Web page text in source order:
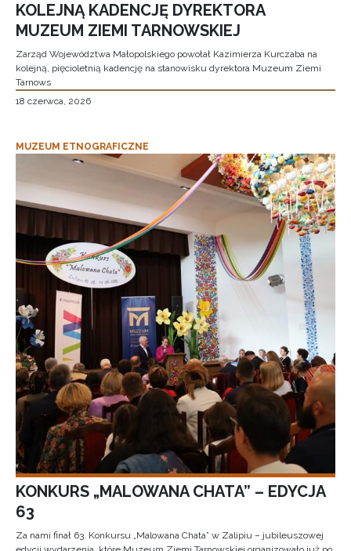
KOLEJNĄ KADENCJĘ DYREKTORA
MUZEUM ZIEMI TARNOWSKIEJ
Zarząd Województwa Małopolskiego powołał Kazimierza Kurczaba na
kolejną, pięcioletnią kadencję na stanowisku dyrektora Muzeum Ziemi
Tarnows
18 czerwca, 2026
MUZEUM ETNOGRAFICZNE
KONKURS „MALOWANA CHATA” – EDYCJA
63
Za nami finał 63. Konkursu „Malowana Chata” w Zalipiu – jubileuszowej